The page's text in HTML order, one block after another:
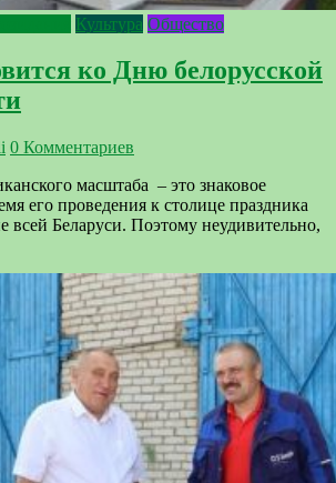
Культура Общество
ко Дню белорусской
0 Комментариев
масштаба – это знаковое
его проведения к столице праздника
всей Беларуси. Поэтому неудивительно,